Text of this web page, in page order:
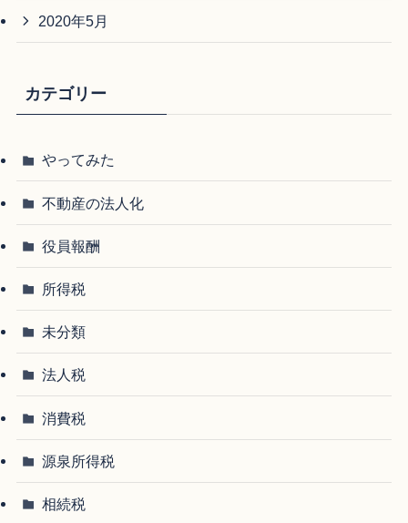
2020年5月
カテゴリー
やってみた
不動産の法人化
役員報酬
所得税
未分類
法人税
消費税
源泉所得税
相続税